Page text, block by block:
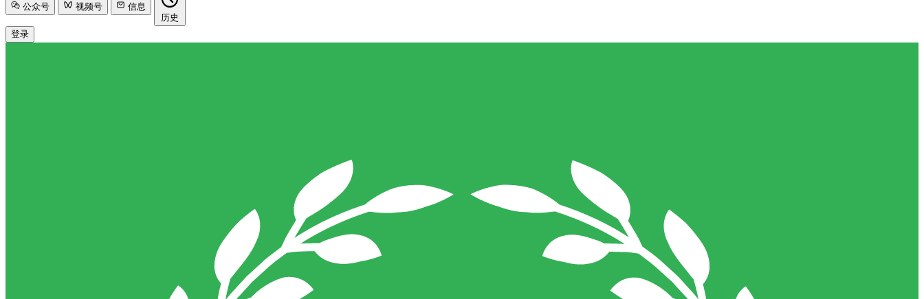
公众号 视频号
信息
历史
登录